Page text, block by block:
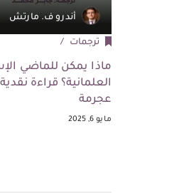
أندرو ف. مارتش
ترجمات
ماذا يمكن للماضي
العلمانية؟ قراءة
عجرمة
مايو 6, 2025